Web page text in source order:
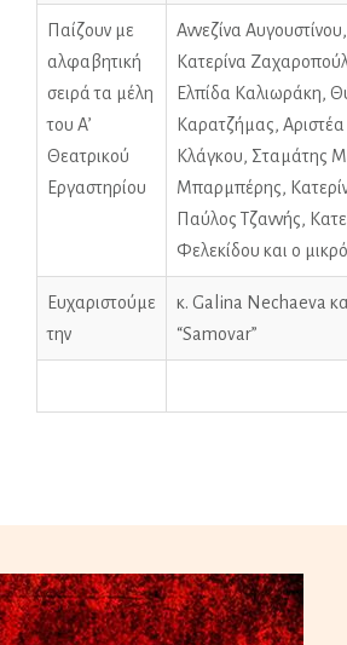
Παίζουν με
αλφαβητική
σειρά τα μέλη
του Α’
Θεατρικού
Εργαστηρίου
Αννεζίνα
Κατερίνα
Ελπίδα Καλιωράκη,
Καρατζήμας,
Κλάγκου, Σταμάτης
Μπαρμπέρης,
Παύλος Τζαννής,
Φελεκίδου και ο
Ευχαριστούμε
την
κ. Galina Nechaeva
“Samovar”